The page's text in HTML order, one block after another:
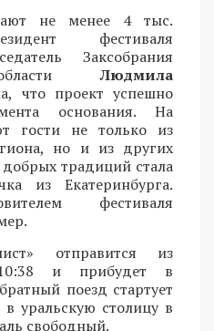
не менее 4 тыс.
фестиваля
Заксобрания
областиЛюдмила
что проект успешно
основания. На
гости не только из
но и из других
традиций стала
из Екатеринбурга.
фестиваля
отправится из
и прибудет в
поезд стартует
уральскую столицу в
свободный.